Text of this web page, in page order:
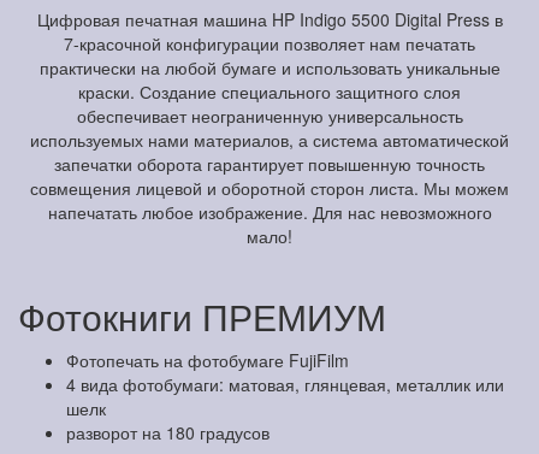
Цифровая печатная машина HP Indigo 5500 Digital Press в
7-красочной конфигурации позволяет нам печатать
практически на любой бумаге и использовать уникальные
краски. Создание специального защитного слоя
обеспечивает неограниченную универсальность
используемых нами материалов, а система автоматической
запечатки оборота гарантирует повышенную точность
совмещения лицевой и оборотной сторон листа. Мы можем
напечатать любое изображение. Для нас невозможного
мало!
Фотокниги ПРЕМИУМ
Фотопечать на фотобумаге FujiFilm
4 вида фотобумаги: матовая, глянцевая, металлик или
шелк
разворот на 180 градусов